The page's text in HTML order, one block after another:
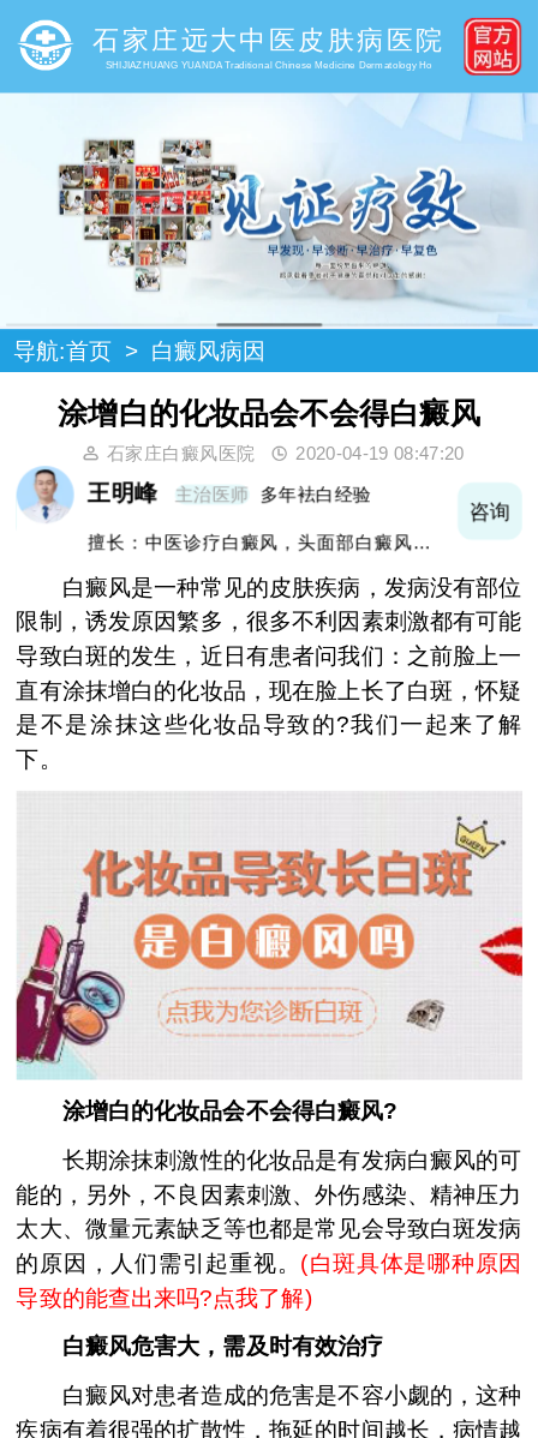
石家庄远大中医皮肤病医院
SHIJIAZHUANG YUANDA Traditional Chinese Medicine Dermatology Ho
导航:首页 > 白癜风病因
涂增白的化妆品会不会得白癜风
石家庄白癜风医院 2020-04-19 08:47:20
王明峰 主治医师 多年袪白经验
擅长：中医诊疗白癜风，头面部白癜风，青
咨询
白癜风是一种常见的皮肤疾病，发病没有部位
限制，诱发原因繁多，很多不利因素刺激都有可能
导致白斑的发生，近日有患者问我们：之前脸上一
直有涂抹增白的化妆品，现在脸上长了白斑，怀疑
是不是涂抹这些化妆品导致的?我们一起来了解
下。
涂增白的化妆品会不会得白癜风?
长期涂抹刺激性的化妆品是有发病白癜风的可
能的，另外，不良因素刺激、外伤感染、精神压力
太大、微量元素缺乏等也都是常见会导致白斑发病
的原因，人们需引起重视。 (白斑具体是哪种原因
导致的能查出来吗?点我了解)
白癜风危害大，需及时有效治疗
白癜风对患者造成的危害是不容小觑的，这种
疾病有着很强的扩散性，拖延的时间越长，病情越